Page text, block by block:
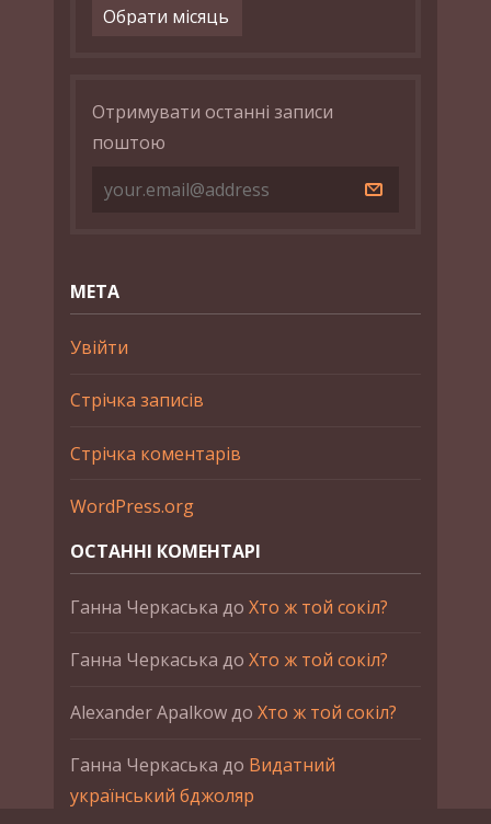
Архіви
Отримувати останні записи
поштою
МЕТА
Увійти
Стрічка записів
Стрічка коментарів
WordPress.org
ОСТАННІ КОМЕНТАРІ
Ганна Черкаська до Хто ж той сокіл?
Ганна Черкаська до Хто ж той сокіл?
Alexander Apalkowдо Хто ж той сокіл?
Ганна Черкаська до Видатний
український бджоляр